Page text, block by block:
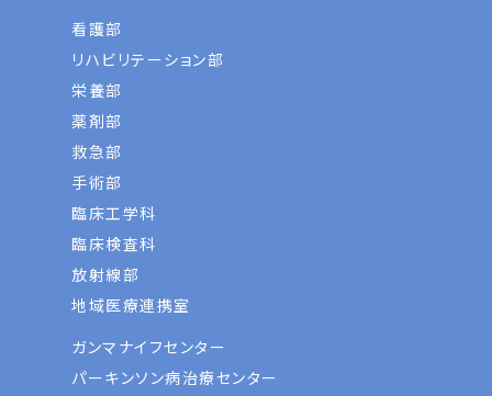
看護部
リハビリテーション部
栄養部
薬剤部
救急部
手術部
臨床工学科
臨床検査科
放射線部
地域医療連携室
ガンマナイフセンター
パーキンソン病治療センター